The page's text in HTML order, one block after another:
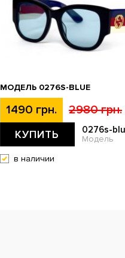
МОДЕЛЬ 0276S-BLUE
1490 грн. 2980 грн.
КУПИТЬ 0276s-
Модель
в наличии